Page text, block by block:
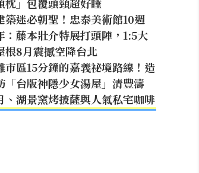
築迷必朝聖！忠泰美術館10週
：藤本壯介特展打頭陣，1:5大
根8月震撼空降台北
市區15分鐘的嘉義祕境路線！造
「台版神隱少女湯屋」清豐濤
、湖景窯烤披薩與人氣私宅咖啡